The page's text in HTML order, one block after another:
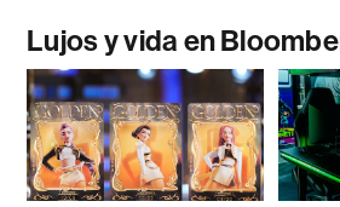
Lujos y vida en